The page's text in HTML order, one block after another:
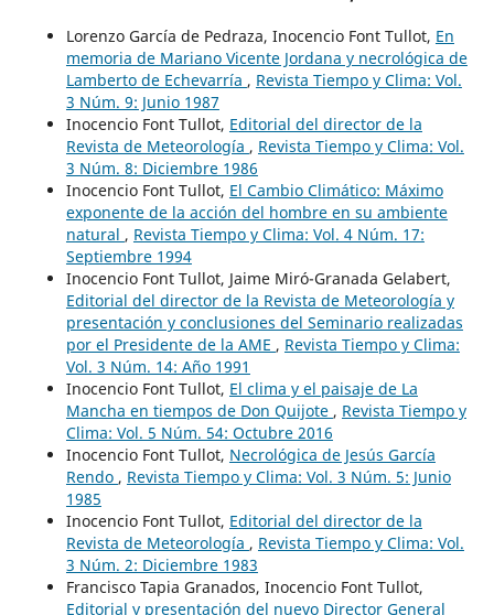
Lorenzo García de Pedraza, Inocencio Font Tullot, En
memoria de Mariano Vicente Jordana y necrológica de
Lamberto de Echevarría , Revista Tiempo y Clima: Vol.
3 Núm. 9: Junio 1987
Inocencio Font Tullot, Editorial del director de la
Revista de Meteorología , Revista Tiempo y Clima: Vol.
3 Núm. 8: Diciembre 1986
Inocencio Font Tullot, El Cambio Climático: Máximo
exponente de la acción del hombre en su ambiente
natural , Revista Tiempo y Clima: Vol. 4 Núm. 17:
Septiembre 1994
Inocencio Font Tullot, Jaime Miró-Granada Gelabert,
Editorial del director de la Revista de Meteorología y
presentación y conclusiones del Seminario realizadas
por el Presidente de la AME , Revista Tiempo y Clima:
Vol. 3 Núm. 14: Año 1991
Inocencio Font Tullot, El clima y el paisaje de La
Mancha en tiempos de Don Quijote , Revista Tiempo y
Clima: Vol. 5 Núm. 54: Octubre 2016
Inocencio Font Tullot, Necrológica de Jesús García
Rendo , Revista Tiempo y Clima: Vol. 3 Núm. 5: Junio
1985
Inocencio Font Tullot, Editorial del director de la
Revista de Meteorología , Revista Tiempo y Clima: Vol.
3 Núm. 2: Diciembre 1983
Francisco Tapia Granados, Inocencio Font Tullot,
Editorial y presentación del nuevo Director General